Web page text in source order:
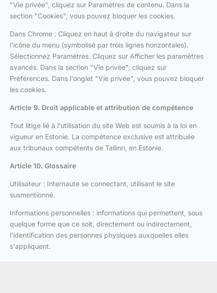
"Vie privée", cliquez sur Paramètres de contenu. Dans la
section "Cookies", vous pouvez bloquer les cookies.
Dans Chrome : Cliquez en haut à droite du navigateur sur
l'icône du menu (symbolisé par trois lignes horizontales).
Sélectionnez Paramètres. Cliquez sur Afficher les paramètres
avancés. Dans la section "Vie privée", cliquez sur
Préférences. Dans l'onglet "Vie privée", vous pouvez bloquer
les cookies.
Article 9. Droit applicable et attribution de compétence
Tout litige lié à l'utilisation du site Web est soumis à la loi en
vigueur en Estonie. La compétence exclusive est attribuée
aux tribunaux compétents de Tallinn, en Estonie.
Article 10. Glossaire
Utilisateur : Internaute se connectant, utilisant le site
susmentionné.
Informations personnelles : informations qui permettent, sous
quelque forme que ce soit, directement ou indirectement,
l'identification des personnes physiques auxquelles elles
s'appliquent.